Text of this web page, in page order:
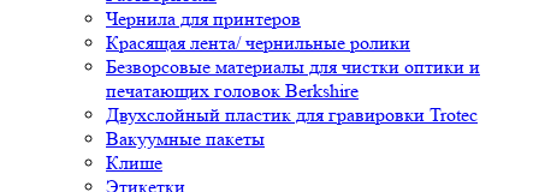
Чернила для принтеров
Красящая лента/ чернильные ролики
Безворсовые материалы для чистки оптики и
печатающих головок Berkshire
Двухслойный пластик для гравировки Trotec
Вакуумные пакеты
Клише
Этикетки